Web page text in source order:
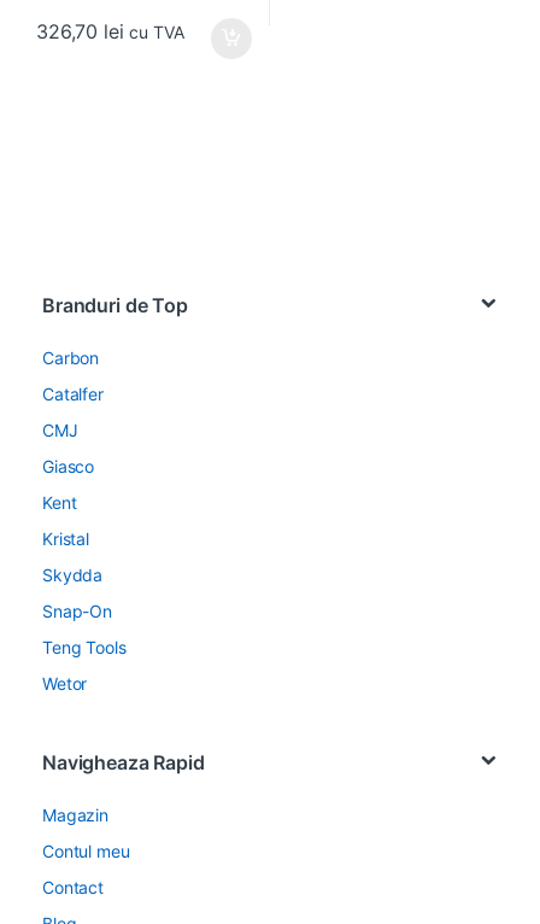
326,70 lei cu TVA
Branduri de Top
Carbon
Catalfer
CMJ
Giasco
Kent
Kristal
Skydda
Snap-On
Teng Tools
Wetor
Navigheaza Rapid
Magazin
Contul meu
Contact